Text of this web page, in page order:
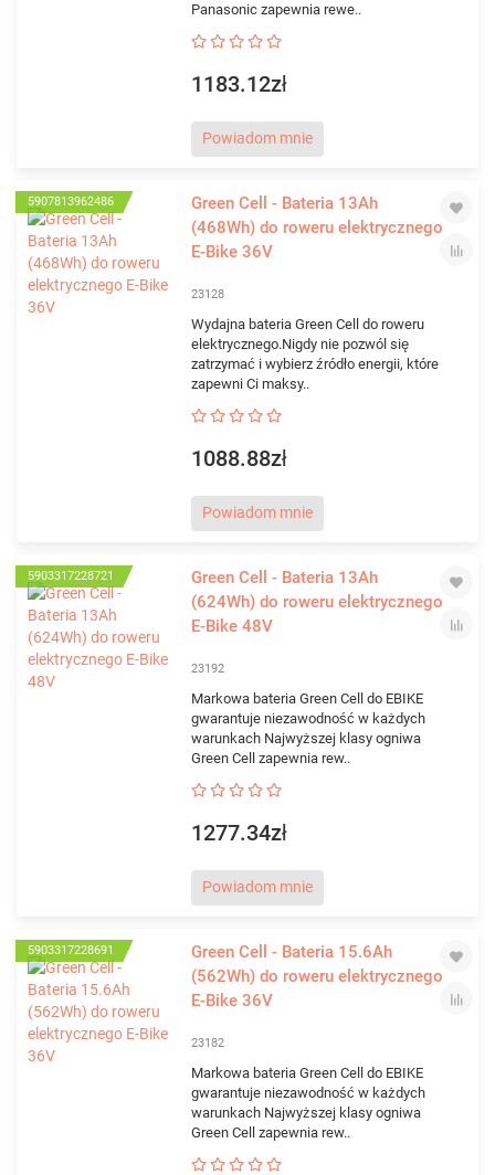
Panasonic zapewnia rewe..
1183.12zł
Powiadom mnie
5907813962486
Green Cell - Bateria 13Ah
(468Wh) do roweru elektrycznego
E-Bike 36V
23128
Wydajna bateria Green Cell do roweru
elektrycznego.Nigdy nie pozwól się
zatrzymać i wybierz źródło energii, które
zapewni Ci maksy..
1088.88zł
Powiadom mnie
5903317228721
Green Cell - Bateria 13Ah
(624Wh) do roweru elektrycznego
E-Bike 48V
23192
Markowa bateria Green Cell do EBIKE
gwarantuje niezawodność w każdych
warunkach Najwyższej klasy ogniwa
Green Cell zapewnia rew..
1277.34zł
Powiadom mnie
5903317228691
Green Cell - Bateria 15.6Ah
(562Wh) do roweru elektrycznego
E-Bike 36V
23182
Markowa bateria Green Cell do EBIKE
gwarantuje niezawodność w każdych
warunkach Najwyższej klasy ogniwa
Green Cell zapewnia rew..